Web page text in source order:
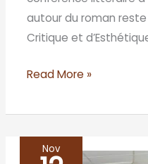
autour du roman
Critique et
Read More »
Nov